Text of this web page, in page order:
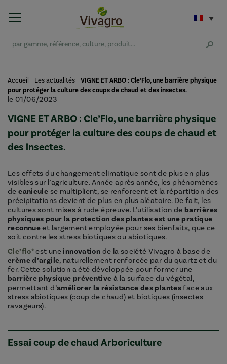
Accueil - Les actualités -VIGNE ET ARBO : Cle’Flo, une barrière physique
pour protéger la culture des coups de chaud et des insectes.
le 01/06/2023
VIGNE ET ARBO : Cle’Flo, une barrière physique
pour protéger la culture des coups de chaud et
des insectes.
Les effets du changement climatique sont de plus en plus
visibles sur l’agriculture. Année après année, les phénomènes
decanicule se multiplient, se renforcent et la répartition des
précipitations devient de plus en plus aléatoire. De fait, les
cultures sont mises à rude épreuve. L’utilisation de barrières
physiques pour la protection des plantes est une pratique
reconnueet largement employée pour ses bienfaits, que ce
soit contre les stress biotiques ou abiotiques.
Cle’flo*est uneinnovation de la société Vivagro à base de
crème d’argile, naturellement renforcée par du quartz et du
fer. Cette solution a été développée pour former une
barrière physique préventive à la surface du végétal,
permettant d’améliorer la résistance des plantesface aux
stress abiotiques (coup de chaud) et biotiques (insectes
ravageurs).
Essai coup de chaud Arboriculture